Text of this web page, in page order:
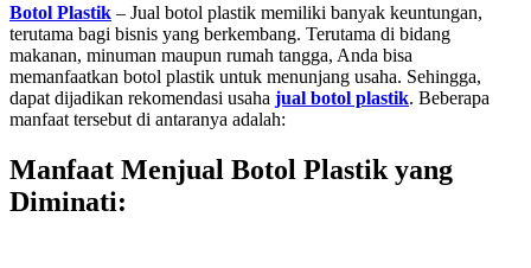
Botol Plastik – Jual botol plastik memiliki banyak keuntungan,
terutama bagi bisnis yang berkembang. Terutama di bidang
makanan, minuman maupun rumah tangga, Anda bisa
memanfaatkan botol plastik untuk menunjang usaha. Sehingga,
dapat dijadikan rekomendasi usaha jual botol plastik. Beberapa
manfaat tersebut di antaranya adalah:
Manfaat Menjual Botol Plastik yang
Diminati: